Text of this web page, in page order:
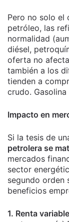
Pero no solo el
petróleo, las
normalidad
diésel,
oferta no
también a los
tienden a
crudo. Gasolina
Impacto en
Si la tesis de
petrolera se
mercados
sector
segundo orden
beneficios
1. Renta